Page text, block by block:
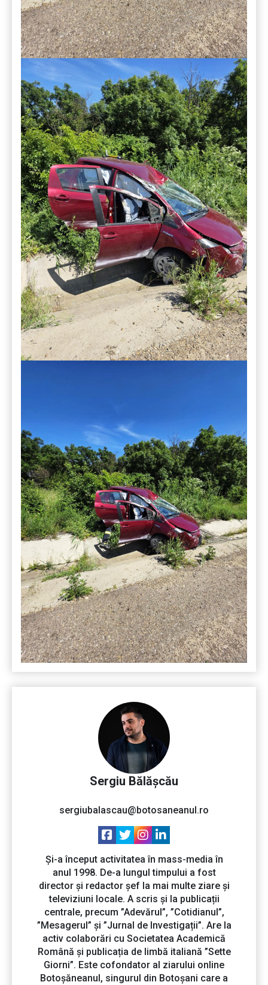
Sergiu Bălășcău
sergiubalascau@botosaneanul.ro
Și-a început activitatea în mass-media în
anul 1998. De-a lungul timpului a fost
director și redactor șef la mai multe ziare și
televiziuni locale. A scris și la publicații
centrale, precum ”Adevărul”, ”Cotidianul”,
”Mesagerul” și ”Jurnal de Investigații”. Are la
activ colaborări cu Societatea Academică
Română și publicația de limbă italiană ”Sette
Giorni”. Este cofondator al ziarului online
Botoșăneanul, singurul din Botoșani care a